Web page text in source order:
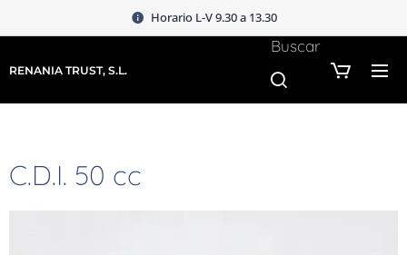
Horario L-V 9.30 a 13.30
RENANIA TRUST, S.L.
Buscar
C.D.I. 50 cc